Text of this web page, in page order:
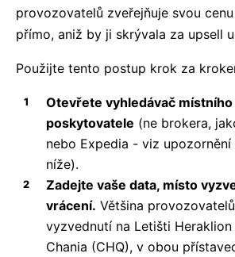
provozovatelů zveřejňuje svou
přímo, aniž by ji skrývala za upsell
Použijte tento postup krok za
Otevřete vyhledávač
poskytovatele (ne brokera,
nebo Expedia - viz
níže).
Zadejte vaše data, místo
vrácení. Většina
vyzvednutí na Letišti Heraklion
Chania (CHQ), v obou